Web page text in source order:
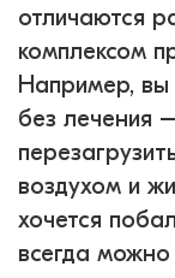
отличаются
комплексом
Например, вы
без лечения
воздухом и
хочется
всегда